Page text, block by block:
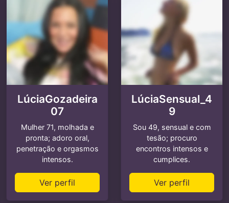
LúciaGozadeira
07
Mulher 71, molhada e
pronta; adoro oral,
penetração e orgasmos
intensos.
Ver perfil
LúciaSensual_4
9
Sou 49, sensual e com
tesão; procuro
encontros intensos e
cumplices.
Ver perfil